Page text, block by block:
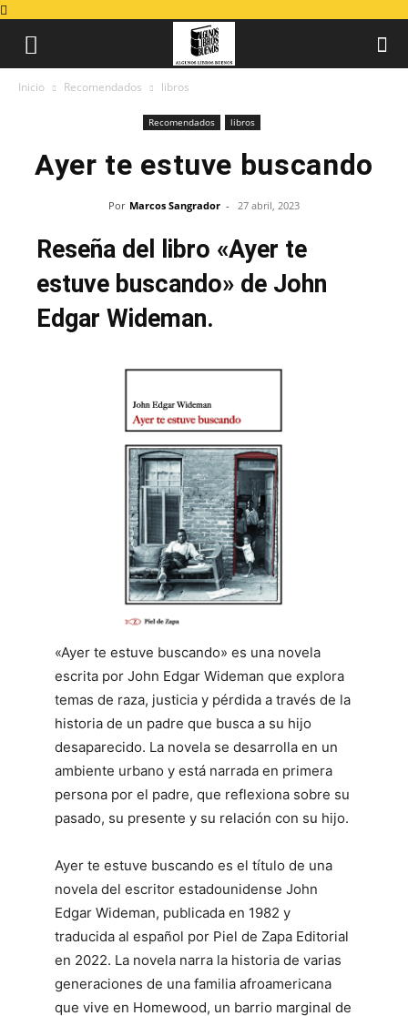
Inicio Recomendados libros
Recomendados libros
Ayer te estuve buscando
Por Marcos Sangrador - 27 abril, 2023
Reseña del libro «Ayer te
estuve buscando» de John
Edgar Wideman.
«Ayer te estuve buscando» es una novela
escrita por John Edgar Wideman que explora
temas de raza, justicia y pérdida a través de la
historia de un padre que busca a su hijo
desaparecido. La novela se desarrolla en un
ambiente urbano y está narrada en primera
persona por el padre, que reflexiona sobre su
pasado, su presente y su relación con su hijo.
Ayer te estuve buscando es el título de una
novela del escritor estadounidense John
Edgar Wideman, publicada en 1982 y
traducida al español por Piel de Zapa Editorial
en 2022. La novela narra la historia de varias
generaciones de una familia afroamericana
que vive en Homewood, un barrio marginal de